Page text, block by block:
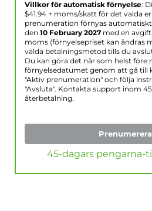
Villkor för automatisk förnyelse:
$41.94 + moms/skatt för det valda
prenumeration förnyas automatiskt
den 10 February 2027 med en avgift
moms (förnyelsepriset kan ändras
valda betalningsmetod tills du
Du kan göra det när som helst före
förnyelsedatumet genom att gå till
"Aktiv prenumeration" och följa
"Avsluta". Kontakta support inom 45
återbetalning.
45-dagars pengarna-